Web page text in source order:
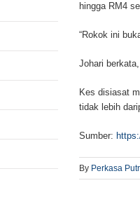
hingga RM4
“Rokok ini
Johari
Kes disiasat
tidak lebih
Sumber:
By Perkasa